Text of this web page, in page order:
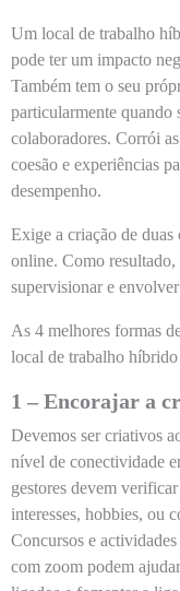
Um local de trabalho
pode ter um impacto
Também tem o seu
particularmente quando
colaboradores. Corrói
coesão e experiências
desempenho.
Exige a criação de
online. Como
supervisionar e
As 4 melhores formas
local de trabalho híbrido
1 – Encorajar a
Devemos ser criativos
nível de conectividade
gestores devem
interesses, hobbies, ou
Concursos e
com zoom podem